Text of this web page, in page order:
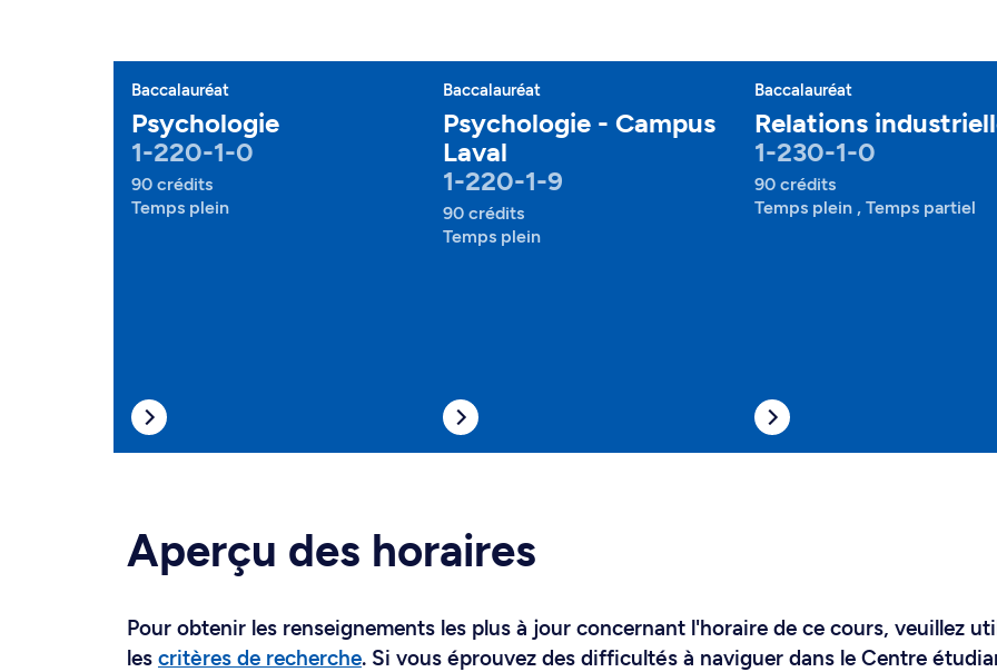
Baccalauréat
Psychologie
1-220-1-0
90 crédits
Temps plein
Baccalauréat
Psychologie - Campus
Laval
1-220-1-9
90 crédits
Temps plein
Baccalauréat
Relations
1-230-1-0
90 crédits
Temps plein , Temps partiel
Aperçu des horaires
Pour obtenir les renseignements les plus à jour concernant l'horaire de ce cours, veuillez
les critères de recherche. Si vous éprouvez des difficultés à naviguer dans le Centre